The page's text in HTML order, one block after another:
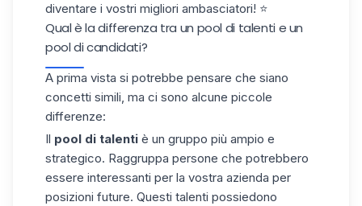
diventare i vostri migliori ambasciatori! ⭐️
Qual è la differenza tra un pool di talenti e un
pool di candidati?
A prima vista si potrebbe pensare che siano
concetti simili, ma ci sono alcune piccole
differenze:
Il pool di talenti è un gruppo più ampio e
strategico. Raggruppa persone che potrebbero
essere interessanti per la vostra azienda per
posizioni future. Questi talenti possiedono